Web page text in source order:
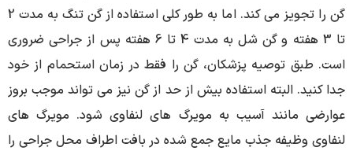
گن را تجویز می کند. اما به طور کلی استفاده از گن تنگ به مدت 2
تا 3 هفته و گن شل به مدت 4 تا 6 هفته پس از جراحی ضروری
است. طبق توصیه پزشکان، گن را فقط در زمان استحمام از خود
جدا کنید. البته استفاده بیش از حد از گن نیز می تواند موجب بروز
عوارضی مانند آسیب به مویرگ های لنفاوی شود. مویرگ های
لنفاوی وظیفه جذب مایع جمع شده در بافت اطراف محل جراحی را